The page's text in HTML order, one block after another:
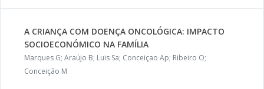
A CRIANÇA COM DOENÇA ONCOLÓGICA: IMPACTO
SOCIOECONÓMICO NA FAMÍLIA
Marques G; Araújo B; Luis Sa; Conceiçao Ap; Ribeiro O;
Conceição M